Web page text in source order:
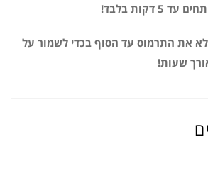
דקות בלבד!
את התרמוס עד הסוף בכדי לשמור על
שעות!